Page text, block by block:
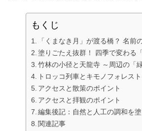
もくじ
「くまなき月」が渡る橋？ 名前
塗りごたえ抜群！ 四季で変わる
竹林の小径と天龍寺 ～周辺の「
トロッコ列車とキモノフォレスト
アクセスと散策のポイント
アクセスと拝観のポイント
編集後記：自然と人工の調和を塗
関連記事